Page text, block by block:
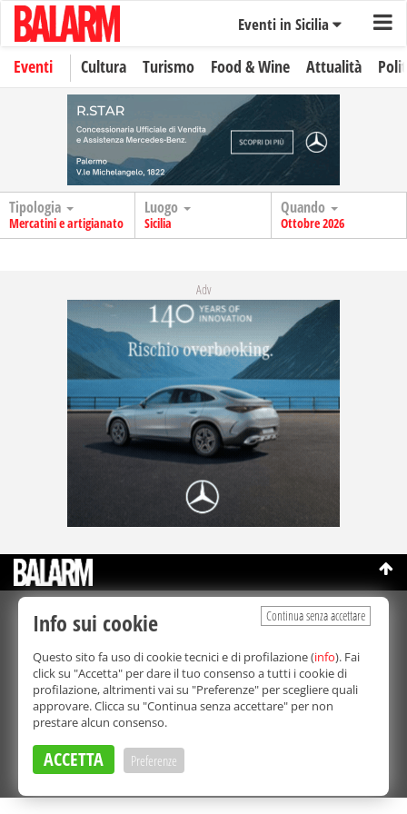
Eventi in Sicilia
Eventi Cultura Turismo Food & Wine Attualità
Tipologia
Mercatini e artigianato
Luogo
Sicilia
Quando
Ottobre 2026
Adv
©Copyright 2003-2026
Bmedia Srl
La riproduzione totale o parziale di tutti i contenuti, in qualunque
forma, su qualsiasi supporto è proibita.
Balarm.it è una testata giornalistica registrata. Autorizzazione del
Tribunale di Palermo n° 32 del 21/10/2003
Direttore responsabile:Fabio Ricotta
Privacy e Cookie Policy
Continua senza accettare
Info sui cookie
Questo sito fa uso di cookie tecnici e di profilazione (info). Fai
click su "Accetta" per dare il tuo consenso a tutti i cookie di
profilazione, altrimenti vai su "Preferenze" per scegliere quali
approvare. Clicca su "Continua senza accettare" per non
prestare alcun consenso.
ACCETTA Preferenze